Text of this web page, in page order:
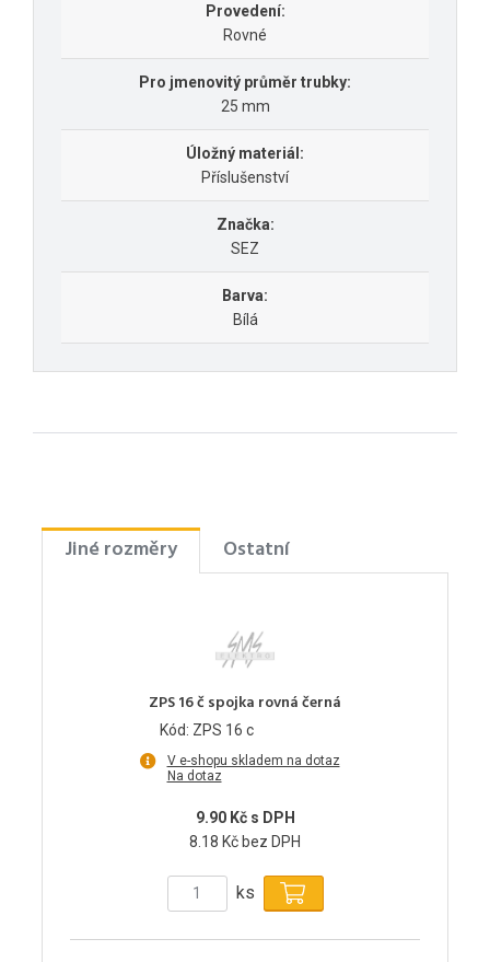
Provedení:
Rovné
Pro jmenovitý průměr trubky:
25 mm
Úložný materiál:
Příslušenství
Značka:
SEZ
Barva:
Bílá
Jiné rozměry Ostatní
ZPS 16 č spojka rovná černá
Kód: ZPS 16 c
V e-shopu skladem na dotaz
Na dotaz
9.90 Kč s DPH
8.18 Kč bez DPH
ks